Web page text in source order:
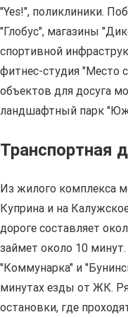
"Yes!", поликлиники.
"Глобус", магазины
спортивной
фитнес-студия "Место
объектов для досуга
ландшафтный парк
Транспортная
Из жилого комплекса
Куприна и на
дороге составляет
займет около 10
"Коммунарка" и
минутах езды от ЖК.
остановки, где